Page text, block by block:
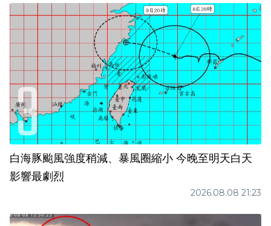
白海豚颱風強度稍減、暴風圈縮小 今晚至明天白天
影響最劇烈
2026.08.08 21:23